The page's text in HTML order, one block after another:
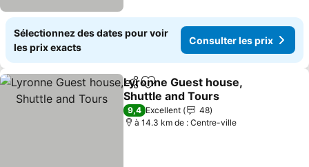
Sélectionnez des dates pour voir
les prix exacts
Consulter les prix
PartagerAjouter à mes favoris
Lyronne Guest house,
Shuttle and Tours
Consulter les prix
9,4 Excellent
48
à 14.3 km de : Centre-ville